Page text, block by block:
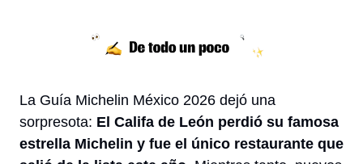
La Guía Michelin México 2026 dejó una
sorpresota: El Califa de León perdió su famosa
estrella Michelin y fue el único restaurante que